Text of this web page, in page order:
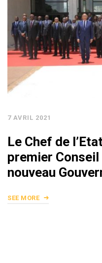
7 AVRIL 2021
Le Chef de
premier
nouveau
SEE MORE